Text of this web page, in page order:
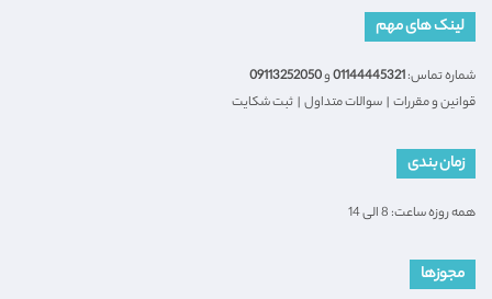
لینک های مهم
شماره تماس:01144445321و09113252050
قوانین و مقررات | سوالات متداول | ثبت شکایت
زمان بندی
همه روزه ساعت: 8 الی 14
مجوزها